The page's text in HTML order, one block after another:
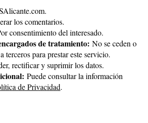
los comentarios.
consentimiento del interesado.
de tratamiento: No se ceden o
terceros para prestar este servicio.
rectificar y suprimir los datos.
Puede consultar la información
de Privacidad.